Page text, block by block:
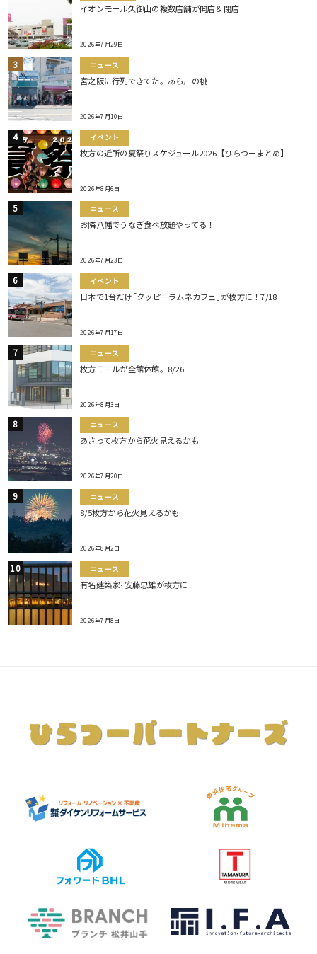
イオンモール久御山の複数店舗が開店＆閉店
2026年7月29日
ニュース
宮之阪に行列できてた。あら川の桃
2026年7月10日
イベント
枚方の近所の夏祭りスケジュール2026【ひらつーまとめ】
2026年8月6日
ニュース
お隣八幡でうなぎ食べ放題やってる！
2026年7月23日
イベント
日本で1台だけ｢クッピーラムネカフェ｣が枚方に！7/18
2026年7月17日
ニュース
枚方モールが全館休館。8/26
2026年8月3日
ニュース
あさって枚方から花火見えるかも
2026年7月20日
ニュース
8/5枚方から花火見えるかも
2026年8月2日
ニュース
有名建築家･安藤忠雄が枚方に
2026年7月8日